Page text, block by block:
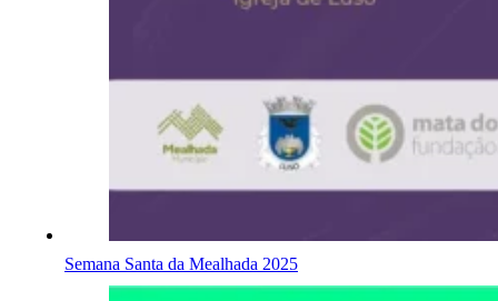
Semana Santa da Mealhada 2025